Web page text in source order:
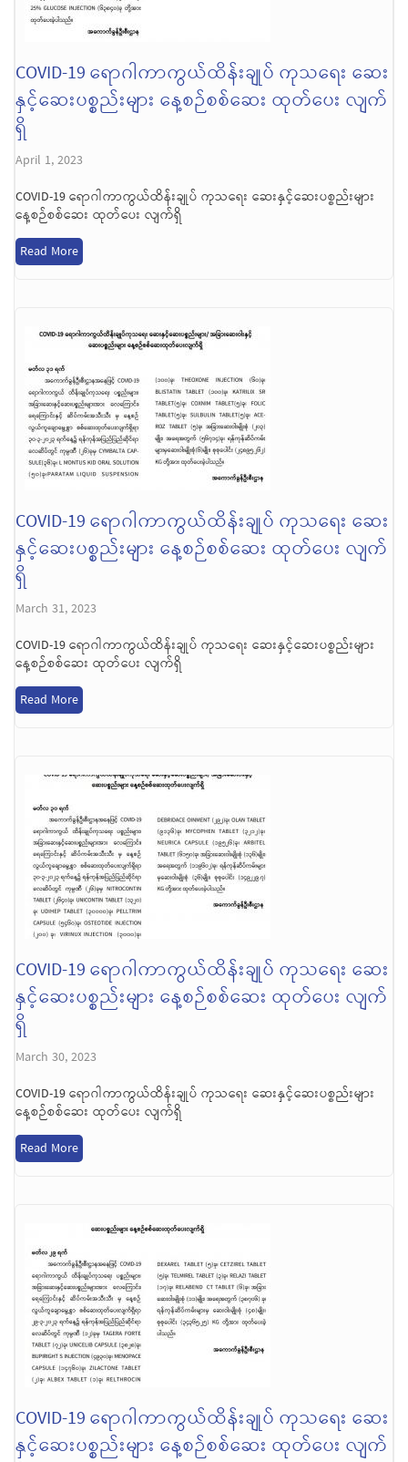
COVID-19 ရောဂါကာကွယ်ထိန်းချုပ် ကုသရေး ဆေး
နှင့်ဆေးပစ္စည်းများ နေ့စဉ်စစ်ဆေး ထုတ်ပေး လျက်
ရှိ
April 1, 2023
COVID-19 ရောဂါကာကွယ်ထိန်းချုပ် ကုသရေး ဆေးနှင့်ဆေးပစ္စည်းများ
နေ့စဉ်စစ်ဆေး ထုတ်ပေး လျက်ရှိ
Read More
COVID-19 ရောဂါကာကွယ်ထိန်းချုပ် ကုသရေး ဆေး
နှင့်ဆေးပစ္စည်းများ နေ့စဉ်စစ်ဆေး ထုတ်ပေး လျက်
ရှိ
March 31, 2023
COVID-19 ရောဂါကာကွယ်ထိန်းချုပ် ကုသရေး ဆေးနှင့်ဆေးပစ္စည်းများ
နေ့စဉ်စစ်ဆေး ထုတ်ပေး လျက်ရှိ
Read More
COVID-19 ရောဂါကာကွယ်ထိန်းချုပ် ကုသရေး ဆေး
နှင့်ဆေးပစ္စည်းများ နေ့စဉ်စစ်ဆေး ထုတ်ပေး လျက်
ရှိ
March 30, 2023
COVID-19 ရောဂါကာကွယ်ထိန်းချုပ် ကုသရေး ဆေးနှင့်ဆေးပစ္စည်းများ
နေ့စဉ်စစ်ဆေး ထုတ်ပေး လျက်ရှိ
Read More
COVID-19 ရောဂါကာကွယ်ထိန်းချုပ် ကုသရေး ဆေး
နှင့်ဆေးပစ္စည်းများ နေ့စဉ်စစ်ဆေး ထုတ်ပေး လျက်